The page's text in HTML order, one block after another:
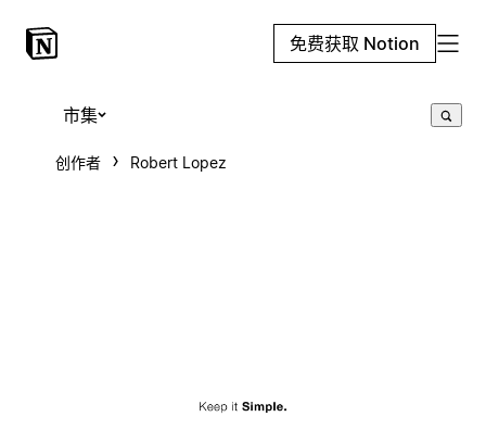
免费获取 Notion
市集
创作者 Robert Lopez